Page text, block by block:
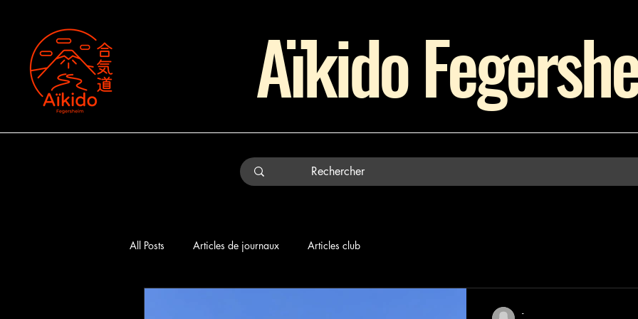
Aïkido
All Posts Articles de journaux Articles club
-